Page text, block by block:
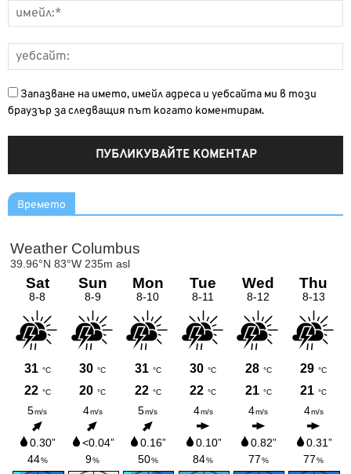
Запазване на името, имейл адреса и уебсайта ми в този
браузър за следващия път когато коментирам.
Времето